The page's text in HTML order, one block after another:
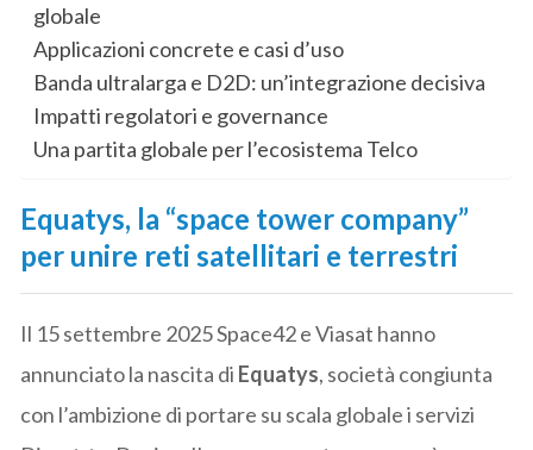
globale
Applicazioni concrete e casi d’uso
Banda ultralarga e D2D: un’integrazione decisiva
Impatti regolatori e governance
Una partita globale per l’ecosistema Telco
Equatys, la “space tower company”
per unire reti satellitari e terrestri
Il 15 settembre 2025 Space42 e Viasat hanno
annunciato la nascita di Equatys, società congiunta
con l’ambizione di portare su scala globale i servizi